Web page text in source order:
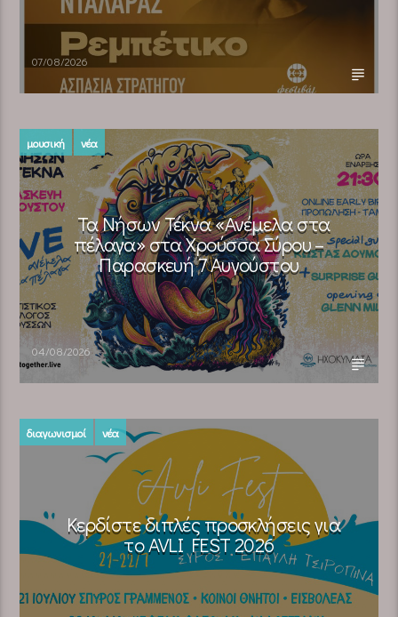
07/08/2026
μουσική νέα
Τα Νήσων Τέκνα «Ανέμελα στα
πέλαγα» στα Χρούσσα Σύρου –
Παρασκευή 7 Αυγούστου
04/08/2026
διαγωνισμοί νέα
Κερδίστε διπλές προσκλήσεις για
το AVLI FEST 2026